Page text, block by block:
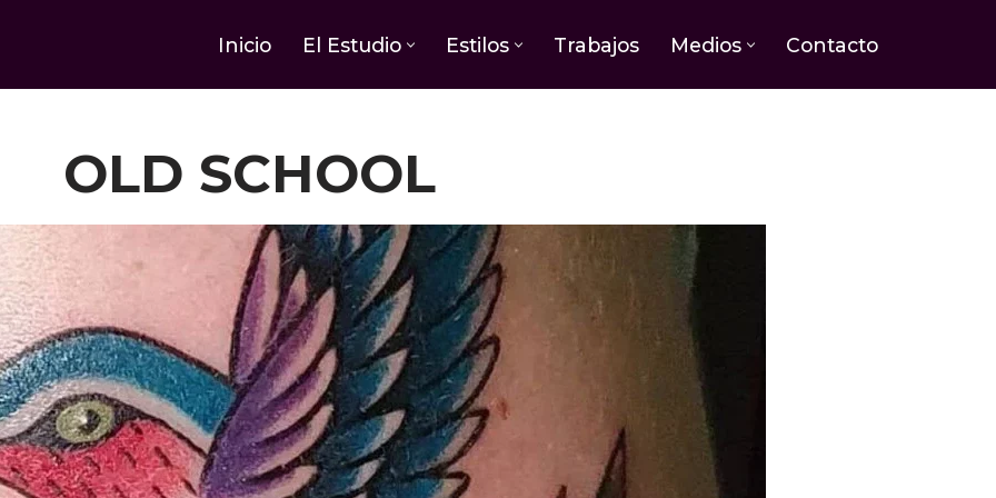
Inicio El Estudio Estilos Trabajos Medios Contacto
OLD SCHOOL